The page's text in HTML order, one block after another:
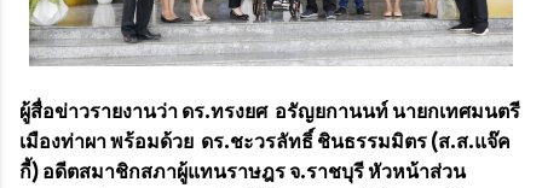
ผู้สื่อข่าวรายงานว่า ดร.ทรงยศ อรัญยกานนท์ นายกเทศมนตรี
เมืองท่าผา พร้อมด้วย ดร.ชะวรลัทธิ์ ชินธรรมมิตร (ส.ส.แจ๊ค
กี้) อดีตสมาชิกสภาผู้แทนราษฎร จ.ราชบุรี หัวหน้าส่วน